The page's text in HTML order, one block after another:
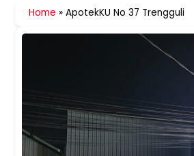
Home »ApotekKU No 37 Trengguli